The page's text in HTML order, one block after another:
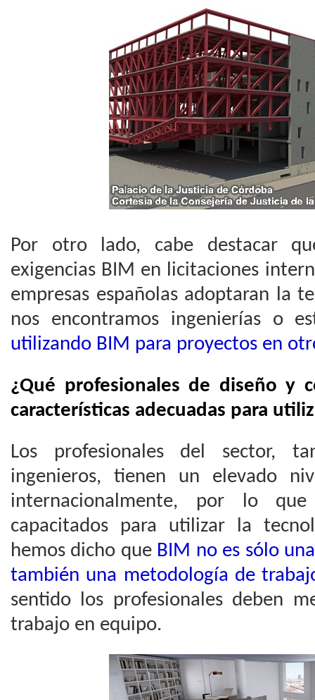
Por otro lado, cabe destacar
exigencias BIM en licitaciones
empresas españolas adoptaran la
nos encontramos ingenierías o
utilizando BIM para proyectos en
¿Qué profesionales de diseño y
características adecuadas para
Los profesionales del sector,
ingenieros, tienen un elevado
internacionalmente, por lo que
capacitados para utilizar la
hemos dicho queBIM no es sólo
también una metodología de
sentido los profesionales deben
trabajo en equipo.